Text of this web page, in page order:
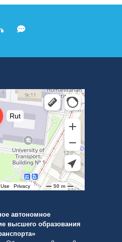
автономное
высшего образования